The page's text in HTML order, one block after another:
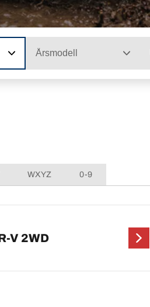
Årsmodell
WXYZ 0-9
V 2WD